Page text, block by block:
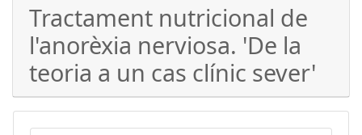
Tractament nutricional de
l'anorèxia nerviosa. 'De la
teoria a un cas clínic sever'